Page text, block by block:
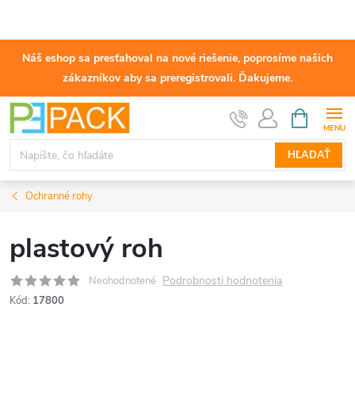
Náš eshop sa presťahoval na nové riešenie, poprosíme našich
zákazníkov aby sa preregistrovali. Ďakujeme.
Prejsť
obsah
HĽADAŤ
KOŠÍK
Ochranné rohy
plastový roh
Neohodnotené Podrobnosti hodnotenia
Kód: 17800